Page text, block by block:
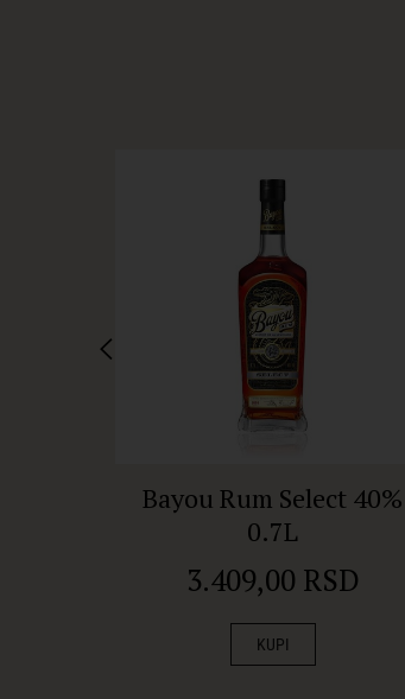
Bayou Rum Select 40%
0.7L
3.409,00 RSD
KUPI